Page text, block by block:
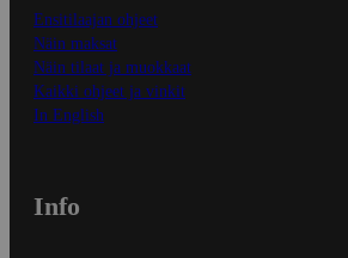
Ensitilaajan ohjeet
Näin maksat
Näin tilaat ja muokkaat
Kaikki ohjeet ja vinkit
In English
Info